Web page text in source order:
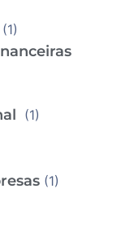
(1)
(1)
(1)